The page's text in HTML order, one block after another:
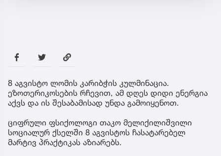
8 აგვისტო ლომის კარიბჭის კულმინაცია.
ეზოთერიკოსების რჩევით, ამ დღეს დიდი ენერგია
აქვს და ის შესაბამისად უნდა გამოიყენოთ.
ციფრული ფსიქოლოგი თაკო მელიქილიშვილი
სოციალურ ქსელში 8 აგვისტოს ჩასატარებელ
მარტივ პრაქტიკას აზიარებს.